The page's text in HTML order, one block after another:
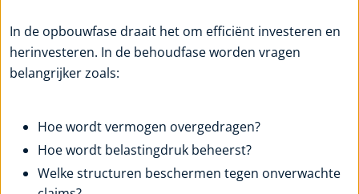
In de opbouwfase draait het om efficiënt investeren en
herinvesteren. In de behoudfase worden vragen
belangrijker zoals:
Hoe wordt vermogen overgedragen?
Hoe wordt belastingdruk beheerst?
Welke structuren beschermen tegen onverwachte